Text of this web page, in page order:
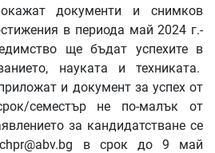
документи и снимков
в периода май 2024 г.-
ще бъдат успехите в
науката и техниката.
и документ за успех от
семестър не по-малък от
за кандидатстване се
в срок до 9 май